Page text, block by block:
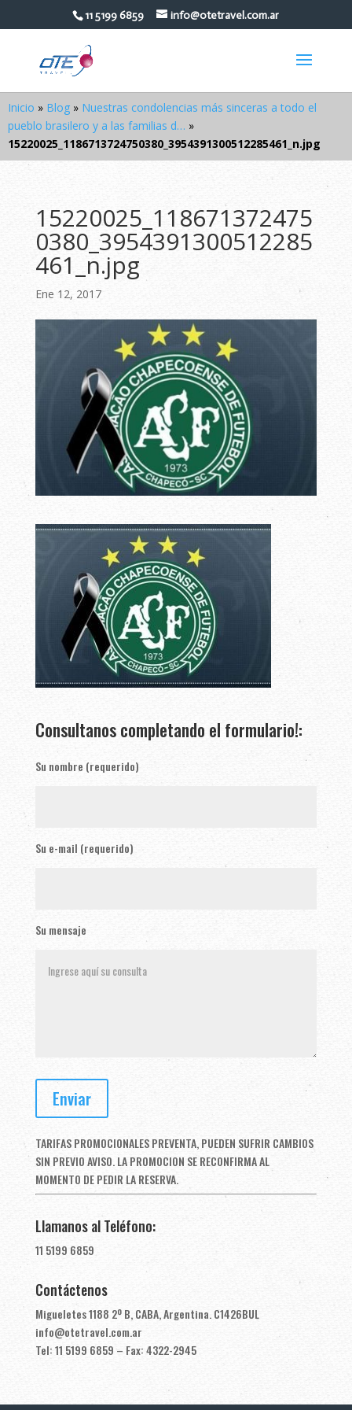
11 5199 6859 info@otetravel.com.ar
Inicio » Blog » Nuestras condolencias más sinceras a todo el
pueblo brasilero y a las familias d… »
15220025_1186713724750380_3954391300512285461_n.jpg
15220025_118671372475
0380_3954391300512285
461_n.jpg
Ene 12, 2017
Consultanos completando el formulario!:
Su nombre (requerido)
Su e-mail (requerido)
Su mensaje
TARIFAS PROMOCIONALES PREVENTA, PUEDEN SUFRIR CAMBIOS
SIN PREVIO AVISO. LA PROMOCION SE RECONFIRMA AL
MOMENTO DE PEDIR LA RESERVA.
Llamanos al Teléfono:
11 5199 6859
Contáctenos
Migueletes 1188 2º B, CABA, Argentina. C1426BUL
info@otetravel.com.ar
Tel: 11 5199 6859 – Fax: 4322-2945